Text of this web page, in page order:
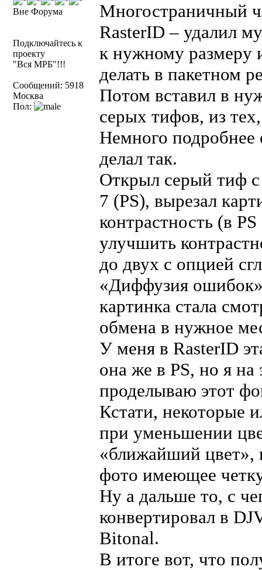
Вне Форума
Подключайтесь к
проекту
"Вся МРБ"!!!
Сообщений: 5918
Москва
Пол:
Многостраничный
RasterID – удалил
к нужному размеру
делать в пакетном
Потом вставил в
серых тифов, из
Немного подробнее
делал так.
Открыл серый тиф
7 (PS), вырезал
контрастность (в
улучшить
до двух с опцией
«Диффузия
картинка стала
обмена в нужное
У меня в RasterID
она же в PS, но я
проделываю этот
Кстати, некоторые
при уменьшении
«ближайший цвет»,
фото имеющее
Ну а дальше то, с
конвертировал в
Bitonal.
В итоге вот, что